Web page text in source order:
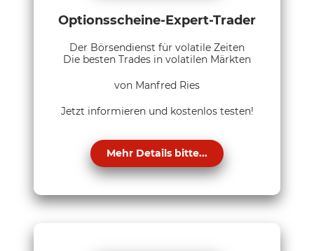
Optionsscheine-Expert-Trader
Der Börsendienst für volatile Zeiten
Die besten Trades in volatilen Märkten
von Manfred Ries
Jetzt informieren und kostenlos testen!
Mehr Details bitte...